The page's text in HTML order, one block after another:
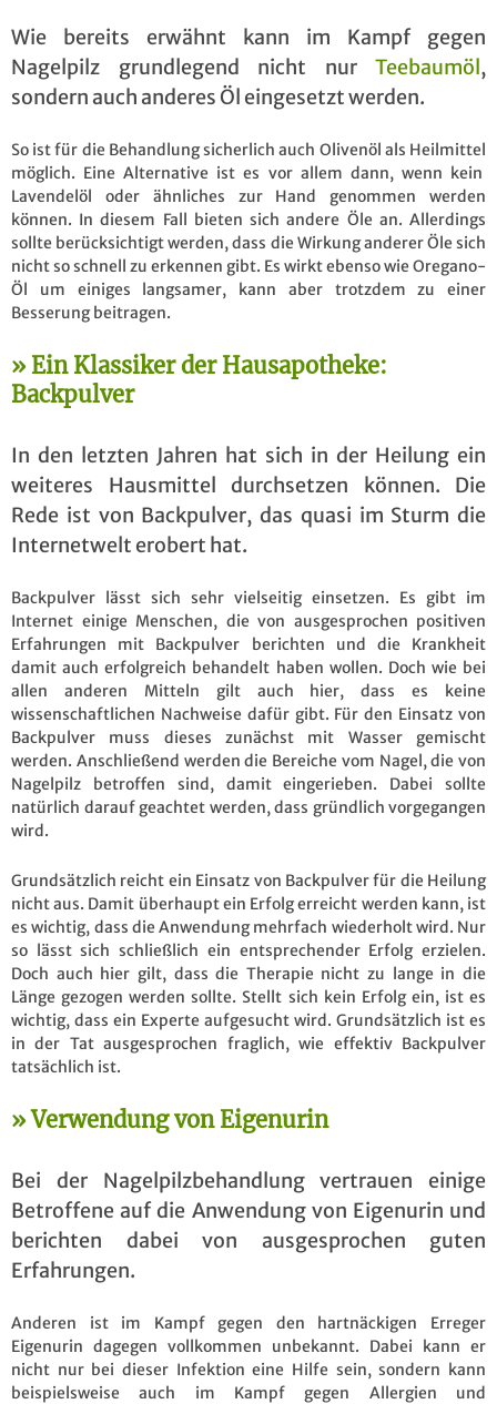
Wie bereits erwähnt kann im Kampf gegen
Nagelpilz grundlegend nicht nur Teebaumöl,
sondern auch anderes Öl eingesetzt werden.
So ist für die Behandlung sicherlich auch Olivenöl als Heilmittel
möglich. Eine Alternative ist es vor allem dann, wenn kein
Lavendelöl oder ähnliches zur Hand genommen werden
können. In diesem Fall bieten sich andere Öle an. Allerdings
sollte berücksichtigt werden, dass die Wirkung anderer Öle sich
nicht so schnell zu erkennen gibt. Es wirkt ebenso wie Oregano-
Öl um einiges langsamer, kann aber trotzdem zu einer
Besserung beitragen.
Ein Klassiker der Hausapotheke:
Backpulver
In den letzten Jahren hat sich in der Heilung ein
weiteres Hausmittel durchsetzen können. Die
Rede ist von Backpulver, das quasi im Sturm die
Internetwelt erobert hat.
Backpulver lässt sich sehr vielseitig einsetzen. Es gibt im
Internet einige Menschen, die von ausgesprochen positiven
Erfahrungen mit Backpulver berichten und die Krankheit
damit auch erfolgreich behandelt haben wollen. Doch wie bei
allen anderen Mitteln gilt auch hier, dass es keine
wissenschaftlichen Nachweise dafür gibt. Für den Einsatz von
Backpulver muss dieses zunächst mit Wasser gemischt
werden. Anschließend werden die Bereiche vom Nagel, die von
Nagelpilz betroffen sind, damit eingerieben. Dabei sollte
natürlich darauf geachtet werden, dass gründlich vorgegangen
wird.
Grundsätzlich reicht ein Einsatz von Backpulver für die Heilung
nicht aus. Damit überhaupt ein Erfolg erreicht werden kann, ist
es wichtig, dass die Anwendung mehrfach wiederholt wird. Nur
so lässt sich schließlich ein entsprechender Erfolg erzielen.
Doch auch hier gilt, dass die Therapie nicht zu lange in die
Länge gezogen werden sollte. Stellt sich kein Erfolg ein, ist es
wichtig, dass ein Experte aufgesucht wird. Grundsätzlich ist es
in der Tat ausgesprochen fraglich, wie effektiv Backpulver
tatsächlich ist.
Verwendung von Eigenurin
Bei der Nagelpilzbehandlung vertrauen einige
Betroffene auf die Anwendung von Eigenurin und
berichten dabei von ausgesprochen guten
Erfahrungen.
Anderen ist im Kampf gegen den hartnäckigen Erreger
Eigenurin dagegen vollkommen unbekannt. Dabei kann er
nicht nur bei dieser Infektion eine Hilfe sein, sondern kann
beispielsweise auch im Kampf gegen Allergien und